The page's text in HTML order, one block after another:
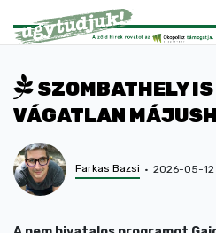
SZOMBATHELY
VÁGATLAN
Farkas Bazsi 2026-05-12